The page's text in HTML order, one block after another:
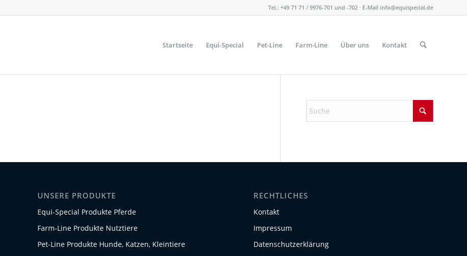
Tel.: +49 71 71 / 9976-701 und -702 · E-Mail info@equispecial.de
Startseite Equi-Special Pet-Line Farm-Line Über uns Kontakt
UNSERE PRODUKTE
Equi-Special Produkte Pferde
Farm-Line Produkte Nutztiere
Pet-Line Produkte Hunde, Katzen, Kleintiere
RECHTLICHES
Kontakt
Impressum
Datenschutzerklärung